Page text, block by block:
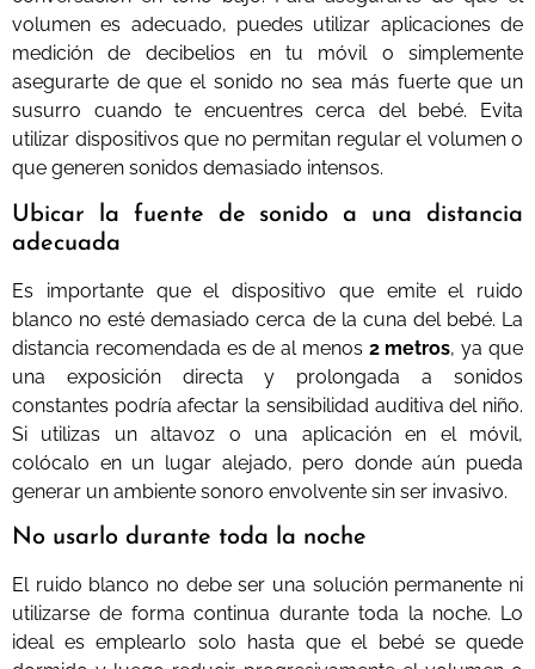
volumen es adecuado, puedes utilizar aplicaciones de
medición de decibelios en tu móvil o simplemente
asegurarte de que el sonido no sea más fuerte que un
susurro cuando te encuentres cerca del bebé. Evita
utilizar dispositivos que no permitan regular el volumen o
que generen sonidos demasiado intensos.
Ubicar la fuente de sonido a una distancia
adecuada
Es importante que el dispositivo que emite el ruido
blanco no esté demasiado cerca de la cuna del bebé. La
distancia recomendada es de al menos 2 metros, ya que
una exposición directa y prolongada a sonidos
constantes podría afectar la sensibilidad auditiva del niño.
Si utilizas un altavoz o una aplicación en el móvil,
colócalo en un lugar alejado, pero donde aún pueda
generar un ambiente sonoro envolvente sin ser invasivo.
No usarlo durante toda la noche
El ruido blanco no debe ser una solución permanente ni
utilizarse de forma continua durante toda la noche. Lo
ideal es emplearlo solo hasta que el bebé se quede